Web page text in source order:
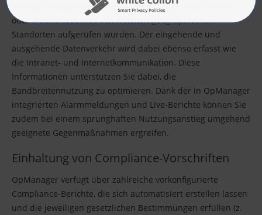
benötigt haben, welche Protokolle dabei genutzt wurden
oder welche Websites von welchen geographischen
Standorten aufgerufen wurden. Der eingehende und
ausgehende Datenverkehr wird dabei ebenso erfasst wie
die Intranet- und Internetkommunikation. Diese
Informationen unterstützen Sie dabei, die
Bandbreitennutzung zu optimieren. Dank der in OpManager
integrierten Alarmmeldungen und Live-Berichte können Sie
zudem bei einem sprunghaften Nutzungsanstieg umgehend
geeignete Gegenmaßnahmen ergreifen.
Einhaltung von Compliance-Vorschriften
OpManager verfügt über zahlreiche vorkonfigurierte
Compliance-Berichte, die sich automatisiert erstellen lassen
und die jeweiligen gesetzlichen Bestimmungen erfüllen (z.